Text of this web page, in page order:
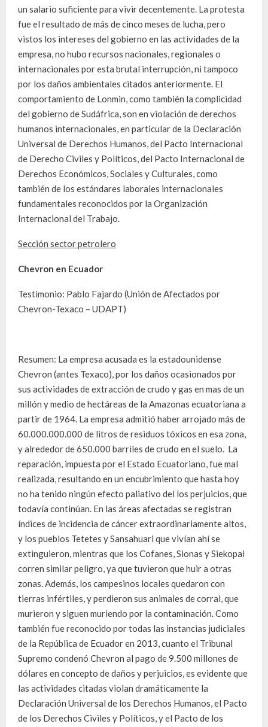
un salario suficiente para vivir decentemente. La protesta
fue el resultado de más de cinco meses de lucha, pero
vistos los intereses del gobierno en las actividades de la
empresa, no hubo recursos nacionales, regionales o
internacionales por esta brutal interrupción, ni tampoco
por los daños ambientales citados anteriormente. El
comportamiento de Lonmin, como también la complicidad
del gobierno de Sudáfrica, son en violación de derechos
humanos internacionales, en particular de la Declaración
Universal de Derechos Humanos, del Pacto Internacional
de Derecho Civiles y Políticos, del Pacto Internacional de
Derechos Económicos, Sociales y Culturales, como
también de los estándares laborales internacionales
fundamentales reconocidos por la Organización
Internacional del Trabajo.
Sección sector petrolero
Chevron en Ecuador
Testimonio: Pablo Fajardo (Unión de Afectados por
Chevron-Texaco – UDAPT)
Resumen: La empresa acusada es la estadounidense
Chevron (antes Texaco), por los daños ocasionados por
sus actividades de extracción de crudo y gas en mas de un
millón y medio de hectáreas de la Amazonas ecuatoriana a
partir de 1964. La empresa admitió haber arrojado más de
60.000.000.000 de litros de residuos tóxicos en esa zona,
y alrededor de 650.000 barriles de crudo en el suelo. La
reparación, impuesta por el Estado Ecuatoriano, fue mal
realizada, resultando en un encubrimiento que hasta hoy
no ha tenido ningún efecto paliativo del los perjuicios, que
todavía continúan. En las áreas afectadas se registran
índices de incidencia de cáncer extraordinariamente altos,
y los pueblos Tetetes y Sansahuari que vivían ahí se
extinguieron, mientras que los Cofanes, Sionas y Siekopai
corren similar peligro, ya que tuvieron que huir a otras
zonas. Además, los campesinos locales quedaron con
tierras infértiles, y perdieron sus animales de corral, que
murieron y siguen muriendo por la contaminación. Como
también fue reconocido por todas las instancias judiciales
de la República de Ecuador en 2013, cuanto el Tribunal
Supremo condenó Chevron al pago de 9.500 millones de
dólares en concepto de daños y perjuicios, es evidente que
las actividades citadas violan dramáticamente la
Declaración Universal de los Derechos Humanos, el Pacto
de los Derechos Civiles y Políticos, y el Pacto de los